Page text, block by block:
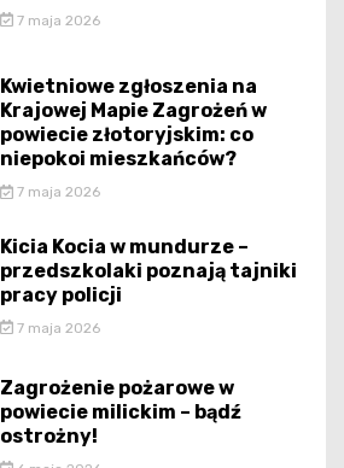
7 maja 2026
Kwietniowe zgłoszenia na
Krajowej Mapie Zagrożeń w
powiecie złotoryjskim: co
niepokoi mieszkańców?
7 maja 2026
Kicia Kocia w mundurze –
przedszkolaki poznają tajniki
pracy policji
7 maja 2026
Zagrożenie pożarowe w
powiecie milickim – bądź
ostrożny!